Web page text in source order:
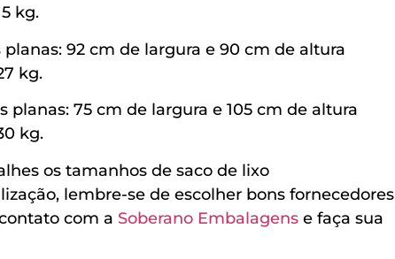
kg.
92 cm de largura e 90 cm de altura
kg.
planas: 75 cm de largura e 105 cm de altura
kg.
os tamanhos de saco de lixo
lembre-se de escolher bons fornecedores
com a Soberano Embalagens e faça sua